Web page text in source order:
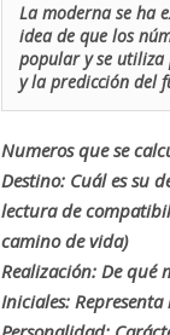
La moderna se ha
idea de que los
popular y se utiliza
y la predicción del
Numeros que se
Destino: Cuál es su
lectura de
camino de vida)
Realización: De qué
Iniciales: